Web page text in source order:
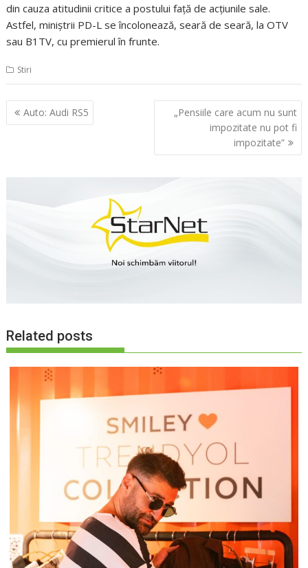
din cauza atitudinii critice a postului faţă de acţiunile sale.
Astfel, miniştrii PD-L se încolonează, seară de seară, la OTV
sau B1TV, cu premierul în frunte.
Stiri
Navigare
în
Auto: Audi RS5
„Pensiile care acum nu sunt
impozitate nu pot fi
impozitate”
Related posts